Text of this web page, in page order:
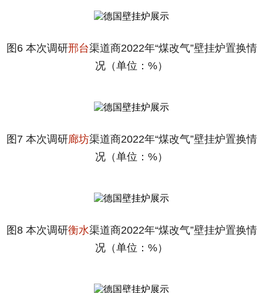
图6 本次调研邢台渠道商2022年“煤改气”壁挂炉置换情
况（单位：%）
图7 本次调研廊坊渠道商2022年“煤改气”壁挂炉置换情
况（单位：%）
图8 本次调研衡水渠道商2022年“煤改气”壁挂炉置换情
况（单位：%）